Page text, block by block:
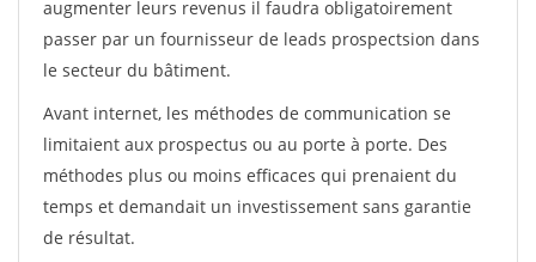
augmenter leurs revenus il faudra obligatoirement
passer par un fournisseur de leads prospectsion dans
le secteur du bâtiment.
Avant internet, les méthodes de communication se
limitaient aux prospectus ou au porte à porte. Des
méthodes plus ou moins efficaces qui prenaient du
temps et demandait un investissement sans garantie
de résultat.